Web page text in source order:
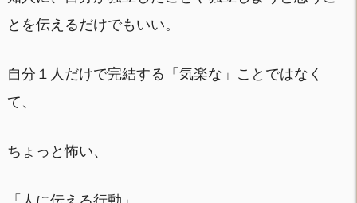
とを伝えるだけでもいい。
自分１人だけで完結する「気楽な」ことではなく
て、
ちょっと怖い、